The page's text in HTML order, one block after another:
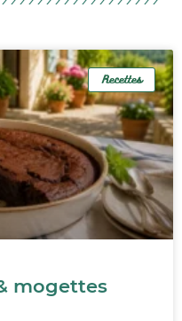
Recettes
mogettes